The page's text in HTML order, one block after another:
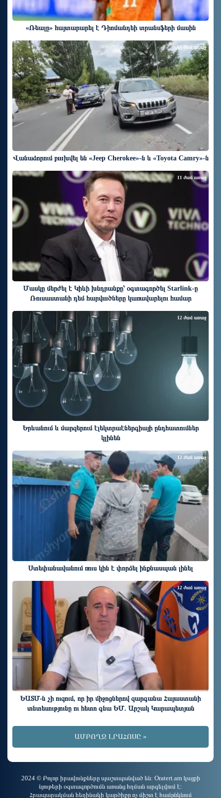
«Ռեալը» հայտարարել է Դիոմանդեի տրանսֆերի մասին
Վանաձորում բшխվել են «Jeep Cherokee»-ն և «Toyota Camry»-ն
11 ժամ առաջ
Մասկը մերժել է Կիևի խնդրանքը՝ օգտագործել Starlink-ը
Ռուսաստանի դեմ հարվшծները կառավարելու համար
11 ժամ առաջ
Երևանում և մարզերում էլեկտրաէներգիայի ընդհատումներ
կլինեն
12 ժամ առաջ
Ստեփանավանում ռուս կին է փորձել ինքնասպան լինել
12 ժամ առաջ
ԵԱՏՄ֊ն չի ուզում, որ իր միջոցներով զարգանա Հայաստանի
տնտեսությունը ու հետո գնա ԵՄ. Արշակ Կարապետյան
12 ժամ առաջ
ԱՄԲՈՂՋ ԼՐԱՀՈՍԸ »
2024 © Բոլոր իրավունքները պաշտպանված են: Oratert.am կայքի
նյութերի օգտագործումն առանց հղման արգելվում է:
Հրապարակման հեղինակի կարծիքը ոչ միշտ է համընկնում